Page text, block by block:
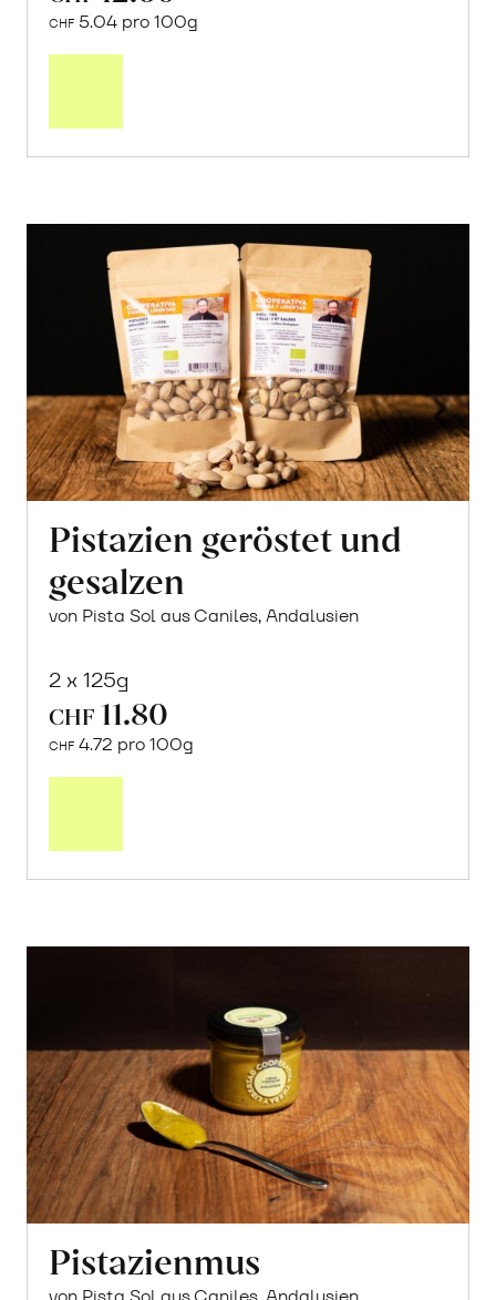
CHF 5.04 pro 100g
Pistazien geröstet und
gesalzen
von Pista Sol aus Caniles, Andalusien
2 x 125g
CHF 11.80
CHF 4.72 pro 100g
Pistazienmus